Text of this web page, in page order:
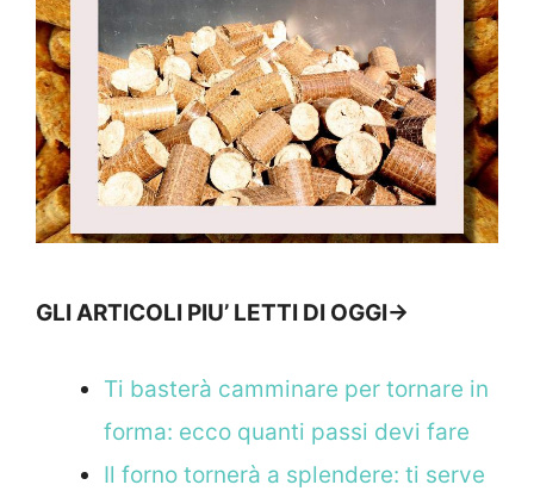
GLI ARTICOLI PIU’ LETTI DI OGGI->
Ti basterà camminare per tornare in
forma: ecco quanti passi devi fare
Il forno tornerà a splendere: ti serve